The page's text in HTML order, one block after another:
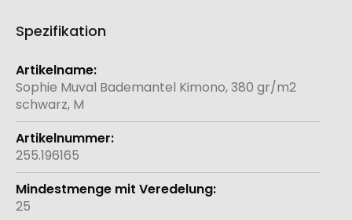
Spezifikation
Weitere
Informationen
Sophie Muval Bademantel Kimono, 380 gr/m2
schwarz, M
255.196165
25